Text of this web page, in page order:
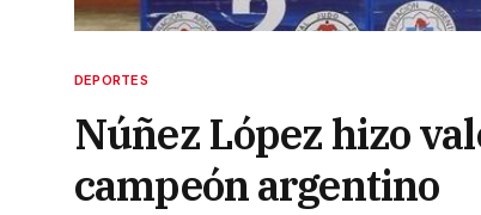
DEPORTES
Núñez López hizo
campeón argentino